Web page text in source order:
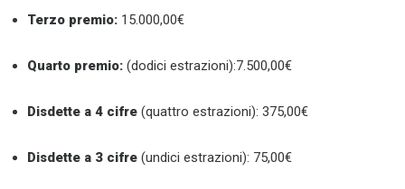
Terzo premio: 15.000,00€
Quarto premio: (dodici estrazioni):7.500,00€
Disdette a 4 cifre (quattro estrazioni): 375,00€
Disdette a 3 cifre (undici estrazioni): 75,00€